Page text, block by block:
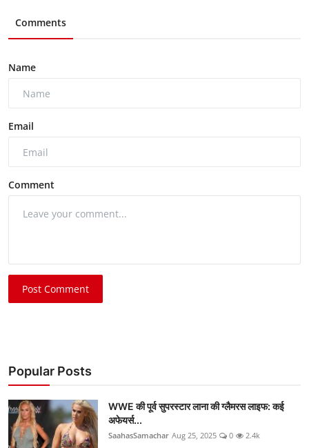
Comments
Name
Email
Comment
Post Comment
Popular Posts
WWE की पूर्व सुपरस्टार लाना की ग्लैमरस लाइफ: कई
अफेयर्स...
SaahasSamachar Aug 25, 2025 0 2.4k